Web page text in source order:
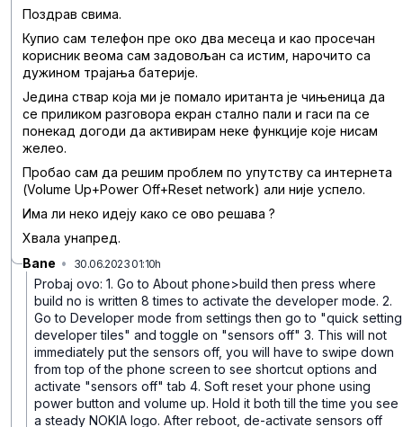
Поздрав свима.
Купио сам телефон пре око два месеца и као просечан
корисник веома сам задовољан са истим, нарочито са
дужином трајања батерије.
Једина ствар која ми је помало иританта је чињеница да
се приликом разговора екран стално пали и гаси па се
понекад догоди да активирам неке функције које нисам
желео.
Пробао сам да решим проблем по упутству са интернета
(Volume Up+Power Off+Reset network) али није успело.
Има ли неко идеју како се ово решава ?
Хвала унапред.
Bane • 30.06.2023 01:10h
Probaj ovo: 1. Go to About phone>build then press where
build no is written 8 times to activate the developer mode. 2.
Go to Developer mode from settings then go to "quick setting
developer tiles" and toggle on "sensors off" 3. This will not
immediately put the sensors off, you will have to swipe down
from top of the phone screen to see shortcut options and
activate "sensors off" tab 4. Soft reset your phone using
power button and volume up. Hold it both till the time you see
a steady NOKIA logo. After reboot, de-activate sensors off